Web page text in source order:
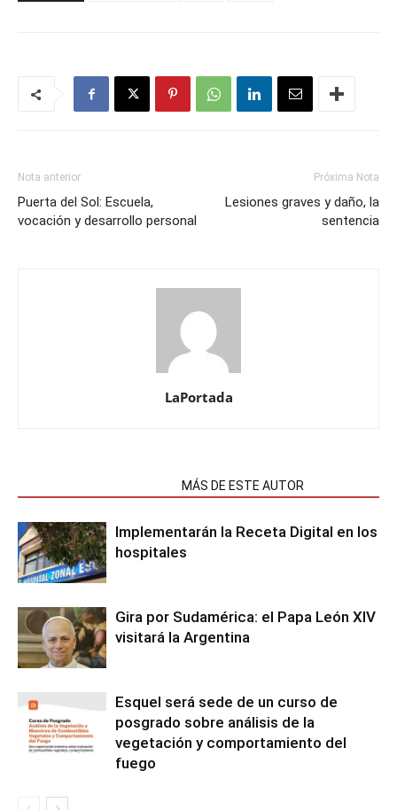
Nota anterior
Puerta del Sol: Escuela,
vocación y desarrollo personal
Próxima Nota
Lesiones graves y daño, la
sentencia
LaPortada
MÁS DE ESTE AUTOR
Implementarán la Receta Digital en los
hospitales
Gira por Sudamérica: el Papa León XIV
visitará la Argentina
Esquel será sede de un curso de
posgrado sobre análisis de la
vegetación y comportamiento del
fuego